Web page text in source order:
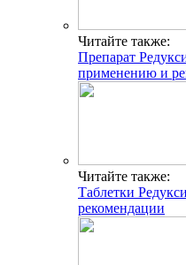
Читайте также:
Препарат
применению и
Читайте также:
Таблетки
рекомендации